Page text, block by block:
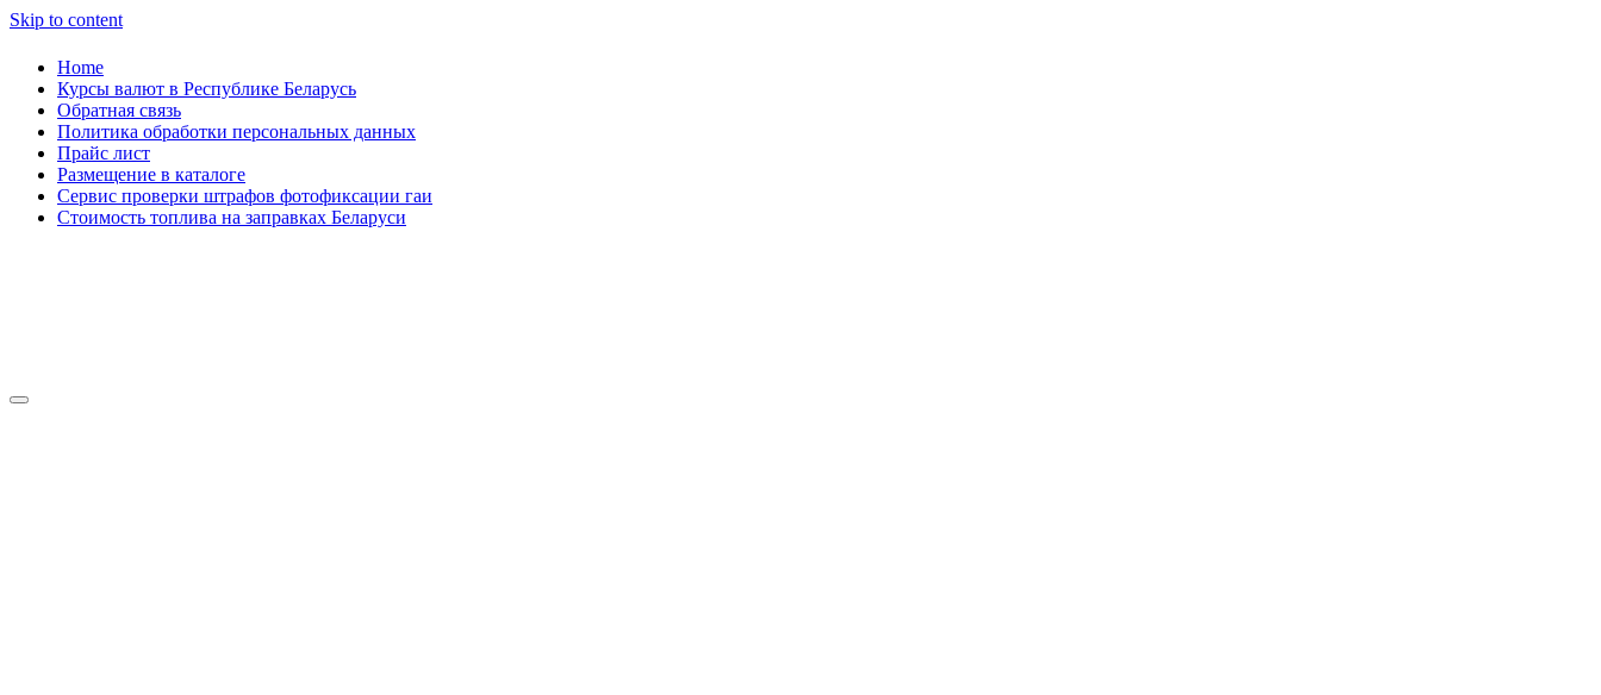
Skip to content
Home
Курсы валют в Республике Беларусь
Обратная связь
Политика обработки персональных данных
Прайс лист
Размещение в каталоге
Сервис проверки штрафов фотофиксации гаи
Стоимость топлива на заправках Беларуси